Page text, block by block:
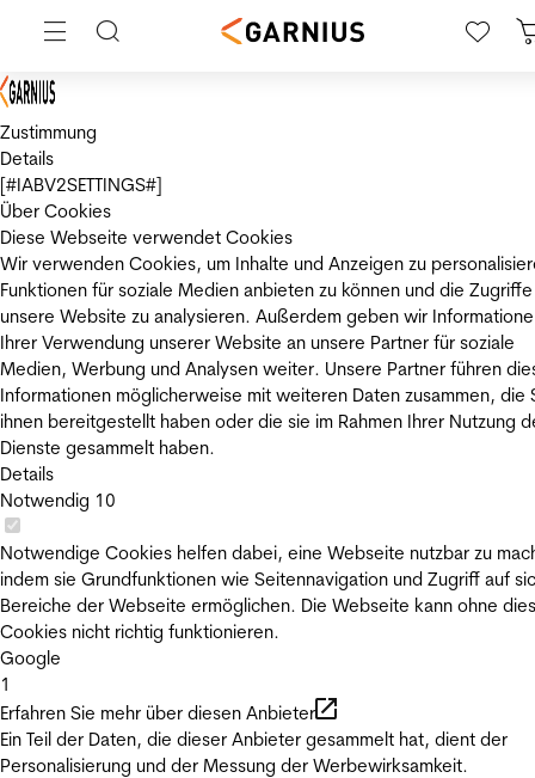
Zustimmung
Details
[#IABV2SETTINGS#]
Über Cookies
Diese Webseite verwendet Cookies
Wir verwenden Cookies, um Inhalte und Anzeigen zu
Funktionen für soziale Medien anbieten zu können und die
unsere Website zu analysieren. Außerdem geben wir
Ihrer Verwendung unserer Website an unsere Partner für soziale
Medien, Werbung und Analysen weiter. Unsere Partner führen
Informationen möglicherweise mit weiteren Daten zusammen, die
ihnen bereitgestellt haben oder die sie im Rahmen Ihrer Nutzung
Dienste gesammelt haben.
Details
Notwendig 10
Notwendige Cookies helfen dabei, eine Webseite nutzbar zu
indem sie Grundfunktionen wie Seitennavigation und Zugriff auf
Bereiche der Webseite ermöglichen. Die Webseite kann ohne
Cookies nicht richtig funktionieren.
Google
1
Erfahren Sie mehr über diesen Anbieter
Ein Teil der Daten, die dieser Anbieter gesammelt hat, dient der
Personalisierung und der Messung der Werbewirksamkeit.